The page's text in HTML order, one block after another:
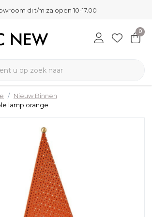
di t/m za open 10-17.00
0
Nieuw Binnen
lamp orange